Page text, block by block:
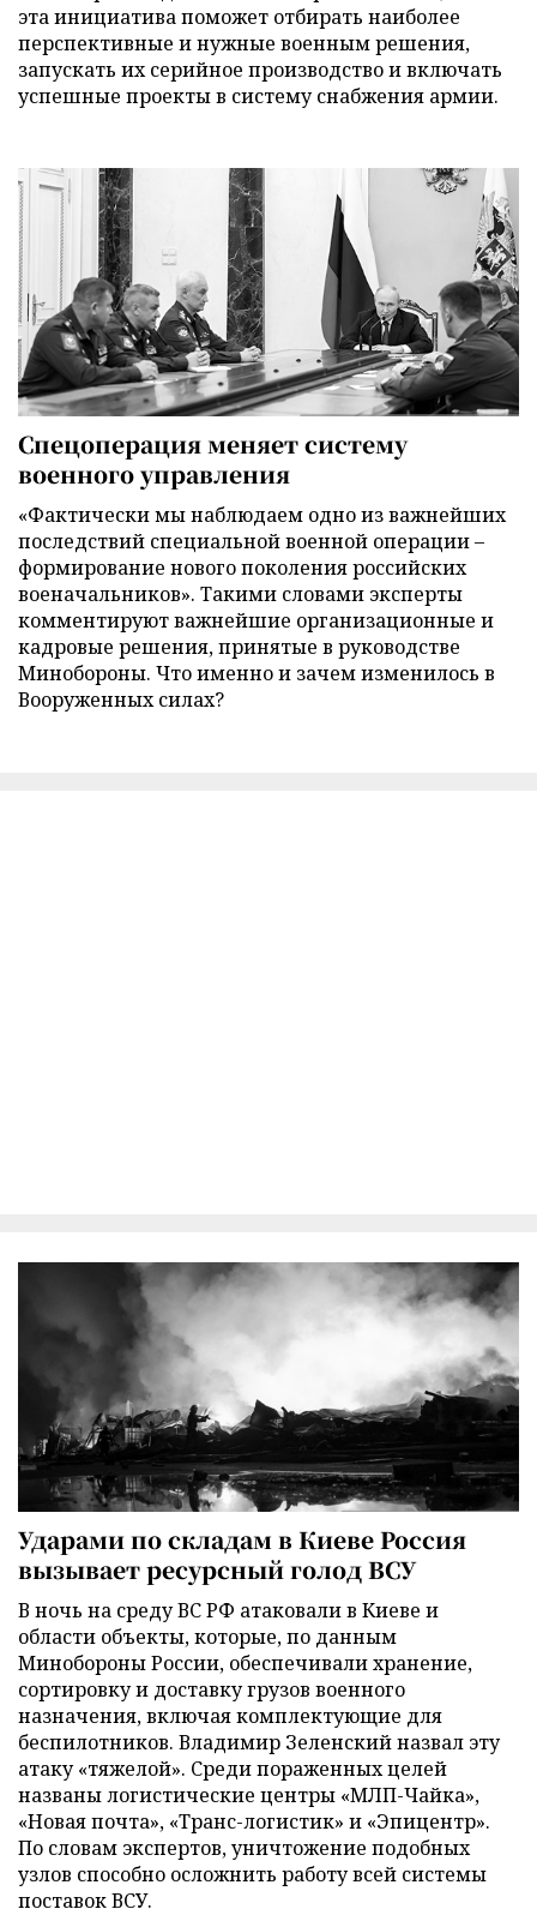
эта инициатива поможет отбирать наиболее
перспективные и нужные военным решения,
запускать их серийное производство и включать
успешные проекты в систему снабжения армии.
Спецоперация меняет систему
военного управления
«Фактически мы наблюдаем одно из важнейших
последствий специальной военной операции –
формирование нового поколения российских
военачальников». Такими словами эксперты
комментируют важнейшие организационные и
кадровые решения, принятые в руководстве
Минобороны. Что именно и зачем изменилось в
Вооруженных силах?
Ударами по складам в Киеве Россия
вызывает ресурсный голод ВСУ
В ночь на среду ВС РФ атаковали в Киеве и
области объекты, которые, по данным
Минобороны России, обеспечивали хранение,
сортировку и доставку грузов военного
назначения, включая комплектующие для
беспилотников. Владимир Зеленский назвал эту
атаку «тяжелой». Среди пораженных целей
названы логистические центры «МЛП-Чайка»,
«Новая почта», «Транс-логистик» и «Эпицентр».
По словам экспертов, уничтожение подобных
узлов способно осложнить работу всей системы
поставок ВСУ.